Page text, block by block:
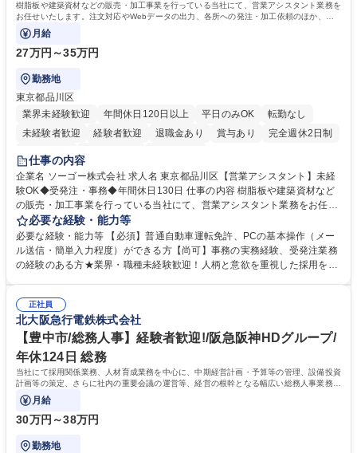
樹脂板や建築資材などの販売・加工事業を行っている当社にて、営業アシスタント業務を
お任せいたします。注文対応やWebデータの出力、各所への発注・加工依頼のほか、電
話・メール対応等の事務業務を担当します。
月給
27万円～35万円
勤務地
東京都品川区
業界未経験歓迎
年間休日120日以上 平日のみOK
転勤なし
未経験者歓迎
経験者歓迎 退職金あり 賞与あり
完全週休2日制
交通費支給
仕事の内容
企業名 ソーゴー株式会社 求人名 東京都品川区【営業アシスタント】未経
験OK◆受発注・事務◆年間休日130日 仕事の内容 樹脂板や建築資材など
の販売・加工事業を行っている当社にて、営業アシスタント業務をお任せ
いたします。注文対応やWebデータの出力、各所への発注・加工依頼のほ
か、電話・メール対応等の事務業務を担当します。 ■受注・発注業務：FA
Xによる注文対応、Web発注データのプリントアウト、各仕入先・協力会
社への発注および加工依頼等 ■納品書・請求書の作成および発送手配 ■商
当社の指定する業務 募集職種 東京都品川区【営業アシスタント】未経験O
K◆受発注・事務◆年間休日130日
必要な経験・能力等
必要な経験・能力等 【必須】普通自動車運転免許、PCの基本操作（メー
ル送信・簡単入力程度）ができる方【尚可】事務の実務経験、受発注業務
の経験のある方★業界・職種未経験歓迎！人柄と意欲を重視した採用を行
変化に臨機応変かつ柔軟に対応できる方、約束を守り正確に作業を進めら
れる方を求めています。高度なPCスキルや関数知識は一切不要です。丁
寧な指導体制が整っているため、安心してお仕事をスタートしていただけ
ます。 学歴・資格 学歴：大学院 大学 高専 短大 専修学校 高校 語学力：
資格：
正社員
北大阪急行電鉄株式会社
【豊中市/総務人事】経験者歓迎!/阪急阪神HDグループ/
年休124日 総務
当社にて採用関係業務、人材育成業務を中心に、中期経営計画・予算等の管理、設備投資
計画等の策定、さらに社内の重要会議の運営等、経営の根幹となる幅広い総務人事業務全
般を担当していただきます。
月給
30万円～38万円
勤務地